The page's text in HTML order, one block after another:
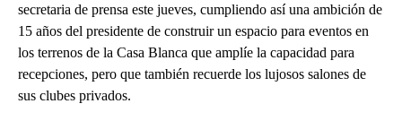
secretaria de prensa este jueves, cumpliendo así una ambición de
15 años del presidente de construir un espacio para eventos en
los terrenos de la Casa Blanca que amplíe la capacidad para
recepciones, pero que también recuerde los lujosos salones de
sus clubes privados.